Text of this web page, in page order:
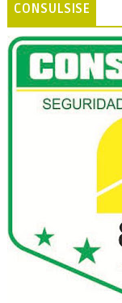
CONSULSISE